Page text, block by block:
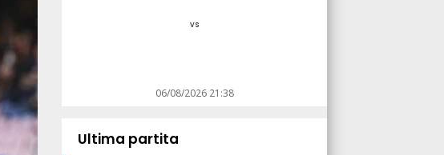
vs
06/08/2026 21:38
Ultima partita